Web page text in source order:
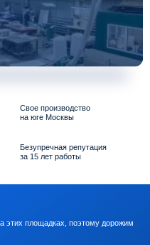
Свое производство
на юге Москвы
Безупречная репутация
за 15 лет работы
этих площадках, поэтому дорожим